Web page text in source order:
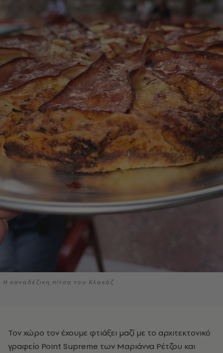
Η καναδέζικη πίτσα του Κλακάζ
Τον χώρο τον έχουμε φτιάξει μαζί με το αρχιτεκτονικό
γραφείο Point Supreme των Μαριάννα Ρέτζου και